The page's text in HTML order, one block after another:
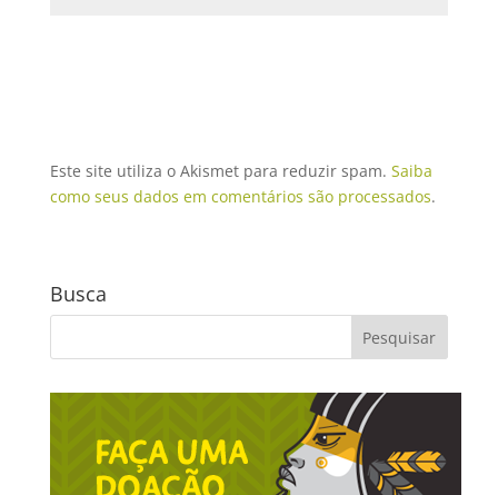
Este site utiliza o Akismet para reduzir spam. Saiba
como seus dados em comentários são processados.
Busca